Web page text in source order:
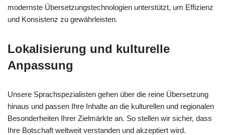
modernste Übersetzungstechnologien unterstützt, um Effizienz
und Konsistenz zu gewährleisten.
Lokalisierung und kulturelle
Anpassung
Unsere Sprachspezialisten gehen über die reine Übersetzung
hinaus und passen Ihre Inhalte an die kulturellen und regionalen
Besonderheiten Ihrer Zielmärkte an. So stellen wir sicher, dass
Ihre Botschaft weltweit verstanden und akzeptiert wird.